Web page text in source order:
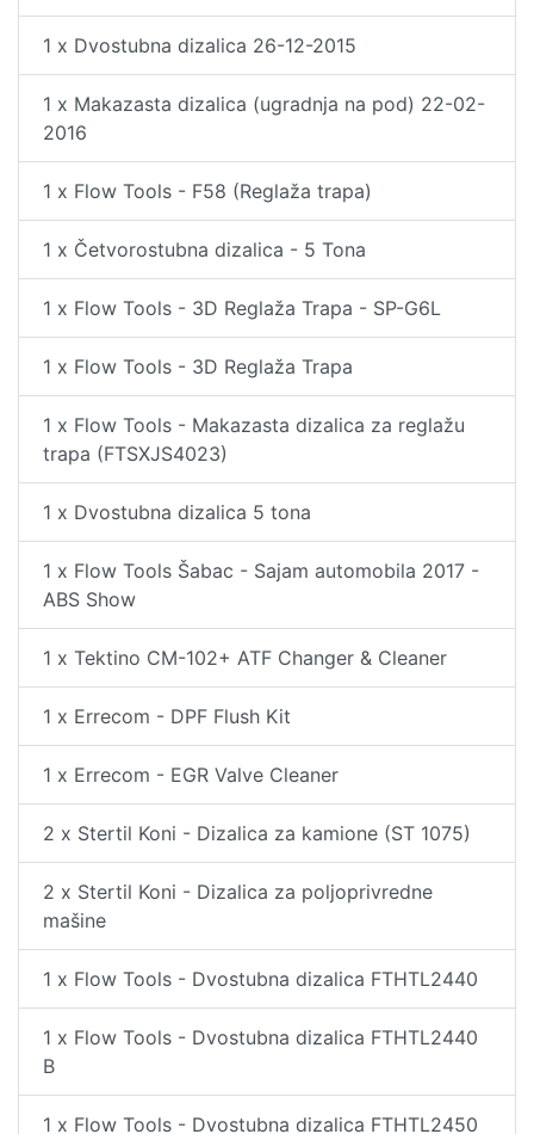
1 x Dvostubna dizalica 26-12-2015
1 x Makazasta dizalica (ugradnja na pod) 22-02-
2016
1 x Flow Tools - F58 (Reglaža trapa)
1 x Četvorostubna dizalica - 5 Tona
1 x Flow Tools - 3D Reglaža Trapa - SP-G6L
1 x Flow Tools - 3D Reglaža Trapa
1 x Flow Tools - Makazasta dizalica za reglažu
trapa (FTSXJS4023)
1 x Dvostubna dizalica 5 tona
1 x Flow Tools Šabac - Sajam automobila 2017 -
ABS Show
1 x Tektino CM-102+ ATF Changer & Cleaner
1 x Errecom - DPF Flush Kit
1 x Errecom - EGR Valve Cleaner
2 x Stertil Koni - Dizalica za kamione (ST 1075)
2 x Stertil Koni - Dizalica za poljoprivredne
mašine
1 x Flow Tools - Dvostubna dizalica FTHTL2440
1 x Flow Tools - Dvostubna dizalica FTHTL2440
B
1 x Flow Tools - Dvostubna dizalica FTHTL2450